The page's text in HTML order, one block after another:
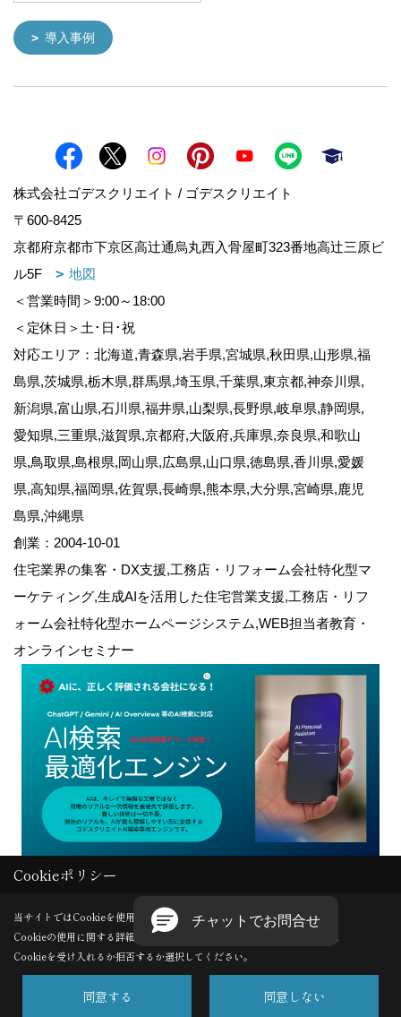
導入事例
株式会社ゴデスクリエイト / ゴデスクリエイト
〒600-8425
京都府京都市下京区高辻通烏丸西入骨屋町323番地高辻三原ビ
ル5F
地図
＜営業時間＞9:00～18:00
＜定休日＞土･日･祝
対応エリア：北海道,青森県,岩手県,宮城県,秋田県,山形県,福
島県,茨城県,栃木県,群馬県,埼玉県,千葉県,東京都,神奈川県,
新潟県,富山県,石川県,福井県,山梨県,長野県,岐阜県,静岡県,
愛知県,三重県,滋賀県,京都府,大阪府,兵庫県,奈良県,和歌山
県,鳥取県,島根県,岡山県,広島県,山口県,徳島県,香川県,愛媛
県,高知県,福岡県,佐賀県,長崎県,熊本県,大分県,宮崎県,鹿児
島県,沖縄県
創業：2004-10-01
住宅業界の集客・DX支援,工務店・リフォーム会社特化型マ
ーケティング,生成AIを活用した住宅営業支援,工務店・リフ
ォーム会社特化型ホームページシステム,WEB担当者教育・
オンラインセミナー
Copyright (c) GODDESS CREATE. All Rights Reserved.
Produced byゴデスクリエイト
Cookieポリシー
当サイトではCookieを使用します。
Cookieの使用に関する詳細は 「プライバシーポリシー
」をご覧ください。
Cookieを受け入れるか拒否するか選択してください。
同意する 同意しない